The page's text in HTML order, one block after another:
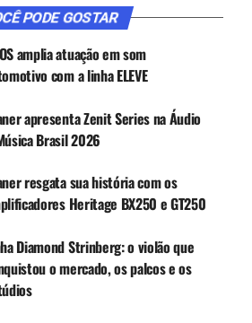
teve um papel importante
da empresa.
PODE GOSTAR
amplia atuação em som
com a linha ELEVE
apresenta Zenit Series na Áudio
Brasil 2026
resgata sua história com os
Heritage BX250 e GT250
Diamond Strinberg: o violão que
o mercado, os palcos e os